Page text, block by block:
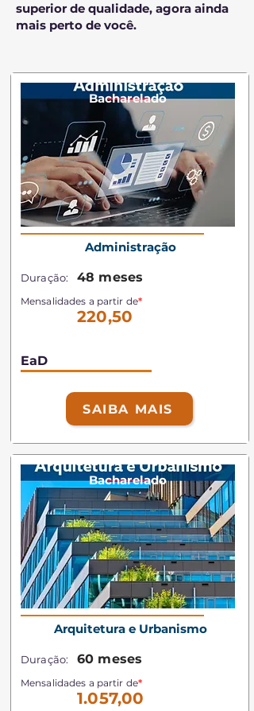
superior de qualidade, agora ainda
mais perto de você.
Bacharelado
Administração
Duração: 48 meses
Mensalidades a partir de*
220,50
EaD
SAIBA MAIS
Bacharelado
Arquitetura e Urbanismo
Duração: 60 meses
Mensalidades a partir de*
1.057,00